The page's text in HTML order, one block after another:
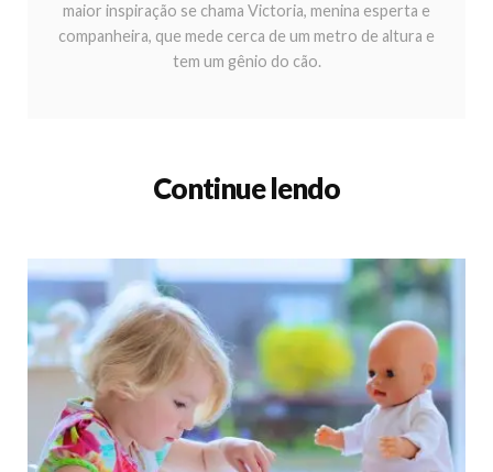
maior inspiração se chama Victoria, menina esperta e
companheira, que mede cerca de um metro de altura e
tem um gênio do cão.
Continue lendo